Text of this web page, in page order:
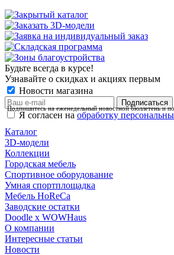
Будьте всегда в курсе!
Узнавайте о скидках и акциях первым
Новости магазина
Я согласен наобработку
Подпишитесь на еженедельный новостной бюллетень и
Каталог
3D-модели
Коллекции
Городская мебель
Спортивное оборудование
Умная спортплощадка
Мебель HoReCa
Заводские остатки
Doodle x WOWHaus
О компании
Интересные статьи
Новости